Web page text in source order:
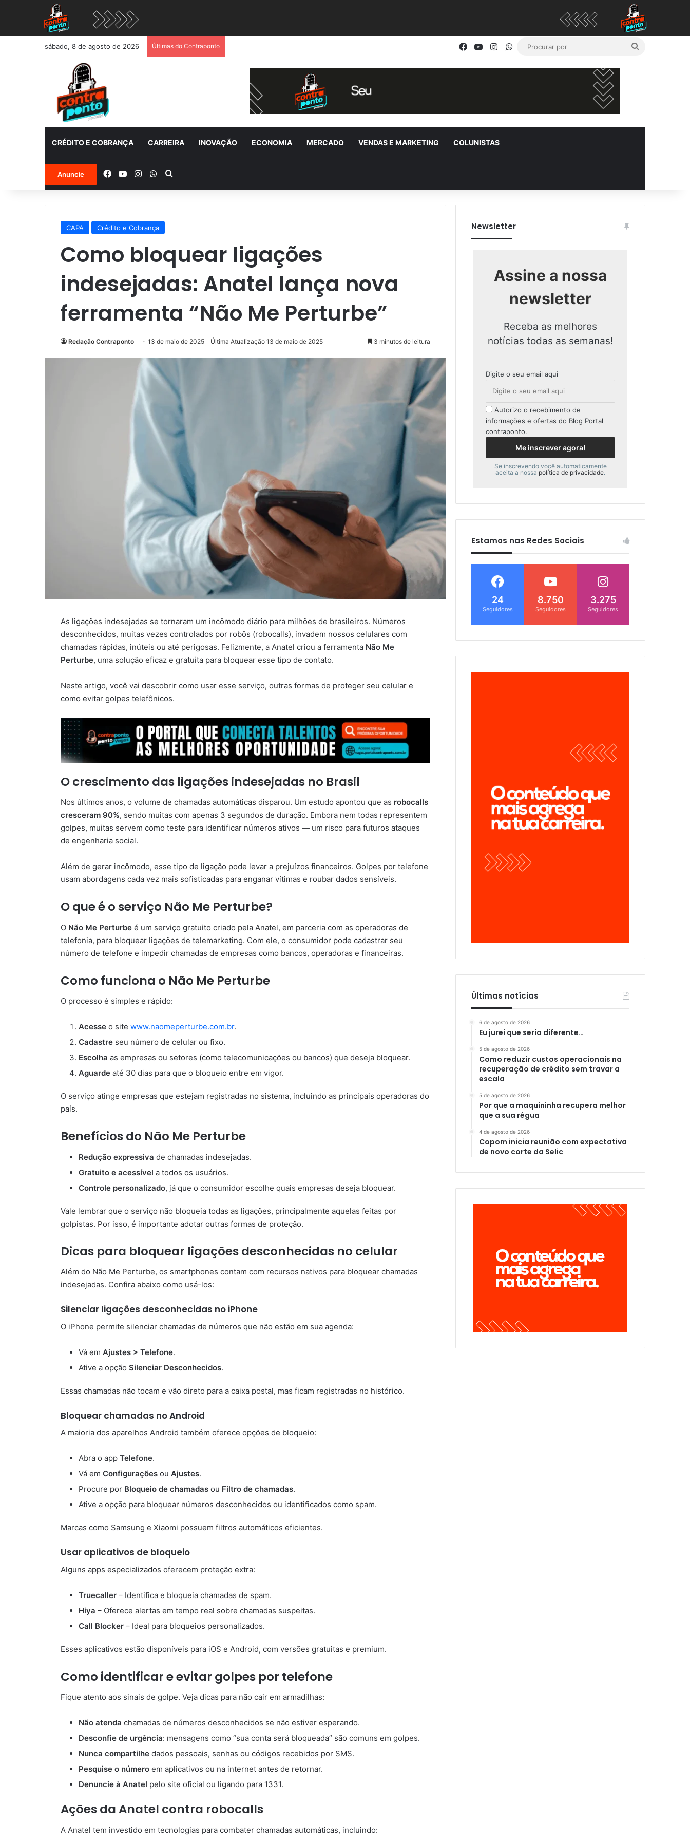
sábado, 8 de agosto de 2026 Últimas do Contraponto Facebook
YouTubeInstagramWhatsApp
CRÉDITO E COBRANÇA CARREIRA INOVAÇÃO ECONOMIA MERCADO VENDAS E MARKETING COLUNISTAS
Anuncie Facebook
YouTubeInstagramWhatsApp
Procurar por
CAPA Crédito e Cobrança
Como bloquear ligações
indesejadas: Anatel lança nova
ferramenta “Não Me Perturbe”
Redação Contraponto 13 de maio de 2025 Última Atualização 13 de maio de 2025 3 minutos de leitura
As ligações indesejadas se tornaram um incômodo diário para milhões de brasileiros. Números
desconhecidos, muitas vezes controlados por robôs (robocalls), invadem nossos celulares com
chamadas rápidas, inúteis ou até perigosas. Felizmente, a Anatel criou a ferramenta Não Me
Perturbe, uma solução eficaz e gratuita para bloquear esse tipo de contato.
Neste artigo, você vai descobrir como usar esse serviço, outras formas de proteger seu celular e
como evitar golpes telefônicos.
O crescimento das ligações indesejadas no Brasil
Nos últimos anos, o volume de chamadas automáticas disparou. Um estudo apontou que as robocalls
cresceram 90%, sendo muitas com apenas 3 segundos de duração. Embora nem todas representem
golpes, muitas servem como teste para identificar números ativos — um risco para futuros ataques
de engenharia social.
Além de gerar incômodo, esse tipo de ligação pode levar a prejuízos financeiros. Golpes por telefone
usam abordagens cada vez mais sofisticadas para enganar vítimas e roubar dados sensíveis.
O que é o serviço Não Me Perturbe?
O Não Me Perturbe é um serviço gratuito criado pela Anatel, em parceria com as operadoras de
telefonia, para bloquear ligações de telemarketing. Com ele, o consumidor pode cadastrar seu
número de telefone e impedir chamadas de empresas como bancos, operadoras e financeiras.
Como funciona o Não Me Perturbe
O processo é simples e rápido:
Acesse o site www.naomeperturbe.com.br.
Cadastre seu número de celular ou fixo.
Escolha as empresas ou setores (como telecomunicações ou bancos) que deseja bloquear.
Aguarde até 30 dias para que o bloqueio entre em vigor.
O serviço atinge empresas que estejam registradas no sistema, incluindo as principais operadoras do
país.
Benefícios do Não Me Perturbe
Redução expressiva de chamadas indesejadas.
Gratuito e acessível a todos os usuários.
Controle personalizado, já que o consumidor escolhe quais empresas deseja bloquear.
Vale lembrar que o serviço não bloqueia todas as ligações, principalmente aquelas feitas por
golpistas. Por isso, é importante adotar outras formas de proteção.
Dicas para bloquear ligações desconhecidas no celular
Além do Não Me Perturbe, os smartphones contam com recursos nativos para bloquear chamadas
indesejadas. Confira abaixo como usá-los:
Silenciar ligações desconhecidas no iPhone
O iPhone permite silenciar chamadas de números que não estão em sua agenda:
Vá em Ajustes > Telefone.
Ative a opção Silenciar Desconhecidos.
Essas chamadas não tocam e vão direto para a caixa postal, mas ficam registradas no histórico.
Bloquear chamadas no Android
A maioria dos aparelhos Android também oferece opções de bloqueio:
Abra o app Telefone.
Vá em Configurações ou Ajustes.
Procure por Bloqueio de chamadas ou Filtro de chamadas.
Ative a opção para bloquear números desconhecidos ou identificados como spam.
Marcas como Samsung e Xiaomi possuem filtros automáticos eficientes.
Usar aplicativos de bloqueio
Alguns apps especializados oferecem proteção extra:
Truecaller – Identifica e bloqueia chamadas de spam.
Hiya – Oferece alertas em tempo real sobre chamadas suspeitas.
Call Blocker – Ideal para bloqueios personalizados.
Esses aplicativos estão disponíveis para iOS e Android, com versões gratuitas e premium.
Como identificar e evitar golpes por telefone
Fique atento aos sinais de golpe. Veja dicas para não cair em armadilhas:
Não atenda chamadas de números desconhecidos se não estiver esperando.
Desconfie de urgência: mensagens como “sua conta será bloqueada” são comuns em golpes.
Nunca compartilhe dados pessoais, senhas ou códigos recebidos por SMS.
Pesquise o número em aplicativos ou na internet antes de retornar.
Denuncie à Anatel pelo site oficial ou ligando para 1331.
Ações da Anatel contra robocalls
A Anatel tem investido em tecnologias para combater chamadas automáticas, incluindo:
Newsletter
Assine a nossa
newsletter
Receba as melhores
notícias todas as semanas!
Digite o seu email aqui
Autorizo o recebimento de
informações e ofertas do Blog Portal
contraponto.
Se inscrevendo você automaticamente
aceita a nossa política de privacidade.
Estamos nas Redes Sociais
24
Seguidores
8.750
Seguidores
3.275
Seguidores
Últimas notícias
6 de agosto de 2026
Eu jurei que seria diferente…
5 de agosto de 2026
Como reduzir custos operacionais na
recuperação de crédito sem travar a
escala
5 de agosto de 2026
Por que a maquininha recupera melhor
que a sua régua
4 de agosto de 2026
Copom inicia reunião com expectativa
de novo corte da Selic